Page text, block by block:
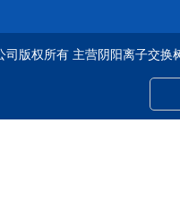
司版权所有 主营阴阳离子交换